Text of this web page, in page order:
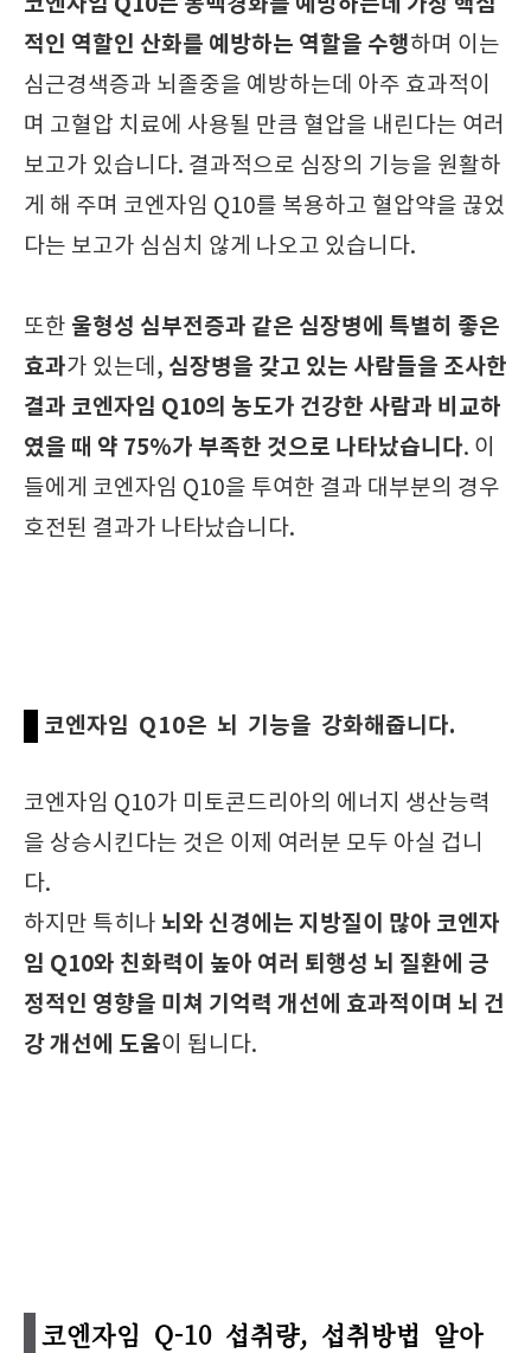
적인 역할인 산화를 예방하는 역할을 수행하며 이는
심근경색증과 뇌졸중을 예방하는데 아주 효과적이
며 고혈압 치료에 사용될 만큼 혈압을 내린다는 여러
보고가 있습니다. 결과적으로 심장의 기능을 원활하
게 해 주며 코엔자임 Q10를 복용하고 혈압약을 끊었
다는 보고가 심심치 않게 나오고 있습니다.
또한 울형성 심부전증과 같은 심장병에 특별히 좋은
효과가 있는데, 심장병을 갖고 있는 사람들을 조사한
결과 코엔자임 Q10의 농도가 건강한 사람과 비교하
였을 때 약 75%가 부족한 것으로 나타났습니다. 이
들에게 코엔자임 Q10을 투여한 결과 대부분의 경우
호전된 결과가 나타났습니다.
코엔자임 Q10은 뇌 기능을 강화해줍니다.
코엔자임 Q10가 미토콘드리아의 에너지 생산능력
을 상승시킨다는 것은 이제 여러분 모두 아실 겁니
다.
하지만 특히나 뇌와 신경에는 지방질이 많아 코엔자
임 Q10와 친화력이 높아 여러 퇴행성 뇌 질환에 긍
정적인 영향을 미쳐 기억력 개선에 효과적이며 뇌 건
강 개선에 도움이 됩니다.
코엔자임 Q-10 섭취량, 섭취방법 알아